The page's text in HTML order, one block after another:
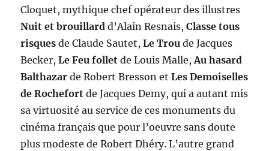
Cloquet, mythique chef opérateur des illustres
Nuit et brouillard d’Alain Resnais, Classe tous
risquesde Claude Sautet,Le Troude Jacques
Becker,Le Feu follet de Louis Malle,Au hasard
Balthazarde Robert Bresson etLes Demoiselles
de Rochefort de Jacques Demy, qui a autant mis
sa virtuosité au service de ces monuments du
cinéma français que pour l’oeuvre sans doute
plus modeste de Robert Dhéry. L’autre grand